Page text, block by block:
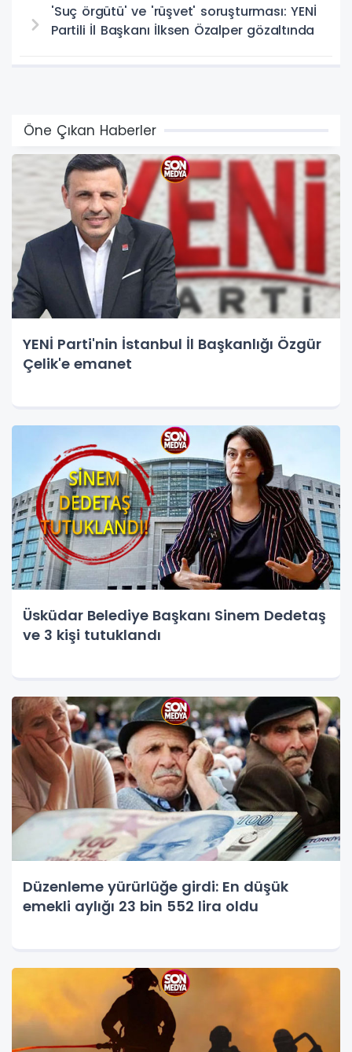
'Suç örgütü' ve 'rüşvet' soruşturması: YENİ
Partili İl Başkanı İlksen Özalper gözaltında
Öne Çıkan Haberler
YENİ Parti'nin İstanbul İl Başkanlığı Özgür
Çelik'e emanet
Üsküdar Belediye Başkanı Sinem Dedetaş
ve 3 kişi tutuklandı
Düzenleme yürürlüğe girdi: En düşük
emekli aylığı 23 bin 552 lira oldu